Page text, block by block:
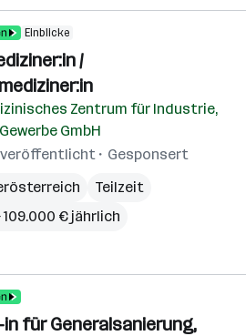
Einblicke
/
Zentrum für Industrie,
GmbH
veröffentlicht
Gesponsert
Teilzeit
109.000 € jährlich
für Generalsanierung,